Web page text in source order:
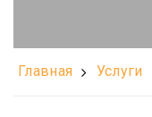
Главная Услуги